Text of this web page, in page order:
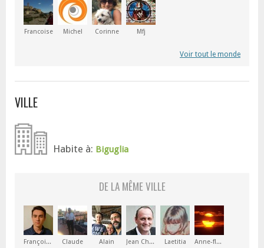
Francoise Michel Corinne Mfj
Voir tout le monde
VILLE
Habite à: Biguglia
DE LA MÊME VILLE
François-Marie Claude Alain Jean Charles Laetitia Anne-florence